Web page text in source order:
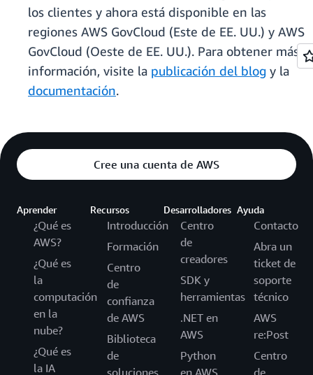
los clientes y ahora está disponible en las
regiones AWS GovCloud (Este de EE. UU.) y AWS
GovCloud (Oeste de EE. UU.). Para obtener más
información, visite la publicación del blog y la
documentación.
Cree una cuenta de AWS
Aprender
¿Qué es
AWS?
¿Qué es
la
computación
en la
nube?
¿Qué es
la IA
Recursos
Introducción
Formación
Centro
de
confianza
de AWS
Biblioteca
de
Desarrolladores
Centro
de
creadores
SDK y
herramientas
.NET en
AWS
Python
Ayuda
Contacto
Abra un
ticket de
soporte
técnico
AWS
re:Post
Centro